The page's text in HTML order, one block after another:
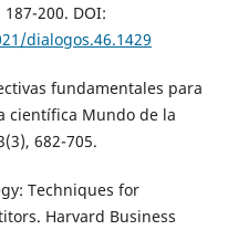
200. DOI:
dialogos.46.1429
fundamentales para
científica Mundo de la
682-705.
Techniques for
Harvard Business